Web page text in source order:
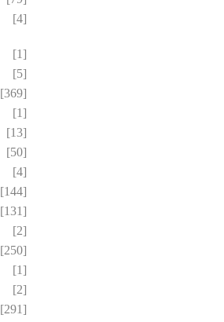
[4]
[1]
[5]
[369]
[1]
[13]
[50]
[4]
[144]
[131]
[2]
[250]
[1]
[2]
[291]